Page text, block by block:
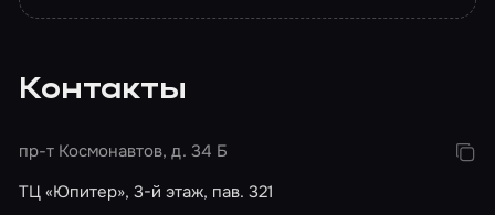
Контакты
пр-т Космонавтов, д. 34 Б
ТЦ «Юпитер», 3-й этаж, пав. 321